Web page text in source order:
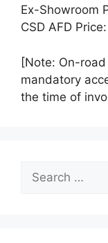
Ex-Showroom
CSD AFD
[Note: On-
mandatory
the time of
for: